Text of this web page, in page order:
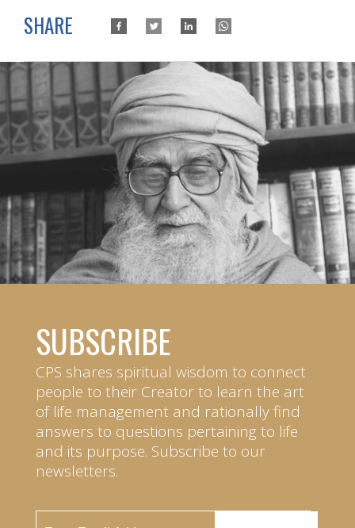
SHARE
SUBSCRIBE
CPS shares spiritual wisdom to connect
people to their Creator to learn the art
of life management and rationally find
answers to questions pertaining to life
and its purpose. Subscribe to our
newsletters.